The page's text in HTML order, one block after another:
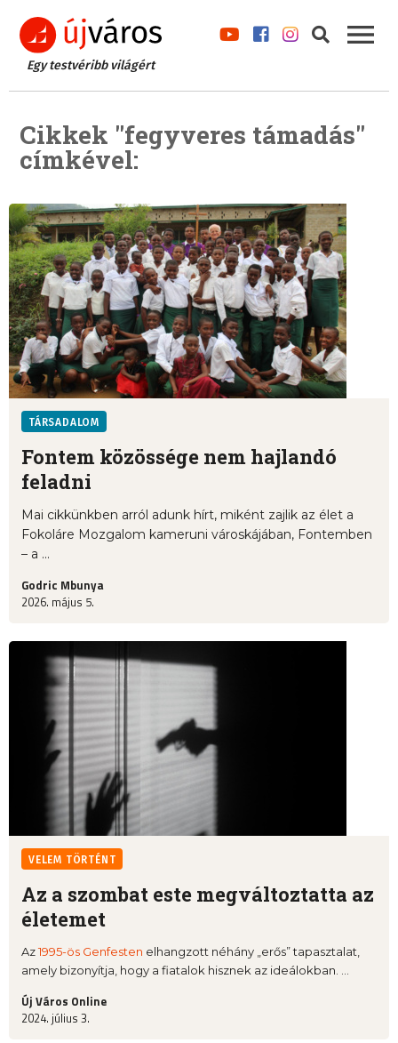
Egy testvéribb világért
Cikkek "fegyveres támadás"
címkével:
TÁRSADALOM
Fontem közössége nem hajlandó
feladni
Mai cikkünkben arról adunk hírt, miként zajlik az élet a
Fokoláre Mozgalom kameruni városkájában, Fontemben
– a ...
Godric Mbunya
2026. május 5.
VELEM TÖRTÉNT
Az a szombat este megváltoztatta az
életemet
Az1995-ös Genfesten elhangzott néhány „erős” tapasztalat,
amely bizonyítja, hogy a fiatalok hisznek az ideálokban. ...
Új Város Online
2024. július 3.